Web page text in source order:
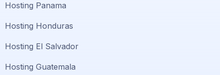
Hosting Panama
Hosting Honduras
Hosting El Salvador
Hosting Guatemala